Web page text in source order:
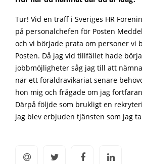
Tur! Vid en träff i Sveriges HR
på personalchefen för Posten
och vi började prata om personer vi
Posten. Då jag vid tillfället hade
jobbmöjligheter såg jag till att
när ett föräldravikariat senare
hon mig och frågade om jag
Därpå följde som brukligt en
jag blev erbjuden tjänsten som jag